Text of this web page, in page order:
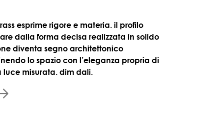
esprime rigore e materia. il profilo
dalla forma decisa realizzata in solido
diventa segno architettonico
lo spazio con l’eleganza propria di
luce misurata. dim dali.